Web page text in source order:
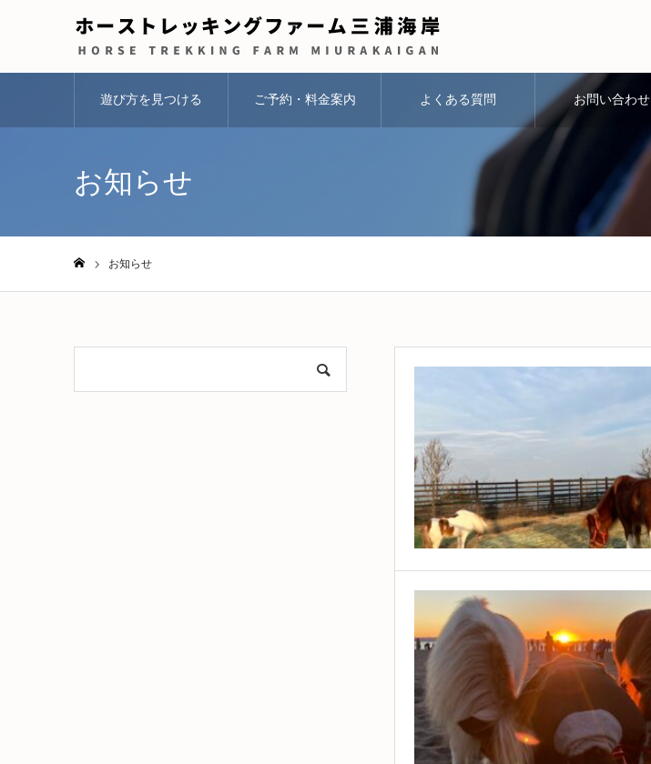
遊び方を見つける ご予約・料金案内 よくある質問 お問い合わせ
お知らせ
お知らせ